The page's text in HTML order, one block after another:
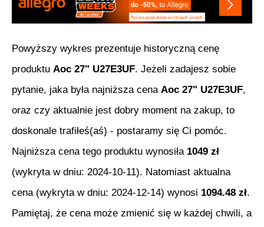
Powyższy wykres prezentuje historyczną cenę
produktu Aoc 27" U27E3UF. Jeżeli zadajesz sobie
pytanie, jaka była najniższa cena Aoc 27" U27E3UF,
oraz czy aktualnie jest dobry moment na zakup, to
doskonale trafiłeś(aś) - postaramy się Ci pomóc.
Najniższa cena tego produktu wynosiła 1049 zł
(wykryta w dniu: 2024-10-11). Natomiast aktualna
cena (wykryta w dniu: 2024-12-14) wynosi 1094.48 zł.
Pamiętaj, że cena może zmienić się w każdej chwili, a